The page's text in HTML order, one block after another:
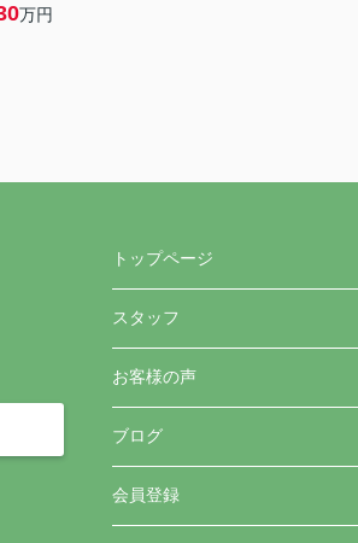
万円
トップページ
スタッフ
お客様の声
ブログ
会員登録